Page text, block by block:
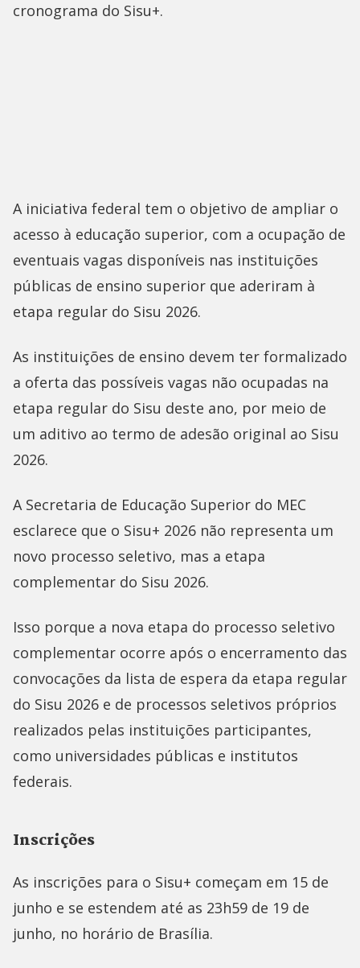
cronograma do Sisu+.
A iniciativa federal tem o objetivo de ampliar o
acesso à educação superior, com a ocupação de
eventuais vagas disponíveis nas instituições
públicas de ensino superior que aderiram à
etapa regular do Sisu 2026.
As instituições de ensino devem ter formalizado
a oferta das possíveis vagas não ocupadas na
etapa regular do Sisu deste ano, por meio de
um aditivo ao termo de adesão original ao Sisu
2026.
A Secretaria de Educação Superior do MEC
esclarece que o Sisu+ 2026 não representa um
novo processo seletivo, mas a etapa
complementar do Sisu 2026.
Isso porque a nova etapa do processo seletivo
complementar ocorre após o encerramento das
convocações da lista de espera da etapa regular
do Sisu 2026 e de processos seletivos próprios
realizados pelas instituições participantes,
como universidades públicas e institutos
federais.
Inscrições
As inscrições para o Sisu+ começam em 15 de
junho e se estendem até as 23h59 de 19 de
junho, no horário de Brasília.